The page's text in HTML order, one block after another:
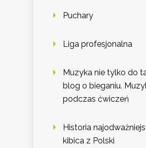
Puchary
Liga profesjonalna
Muzyka nie tylko do
blog o bieganiu.
podczas ćwiczeń
Historia
kibica z Polski